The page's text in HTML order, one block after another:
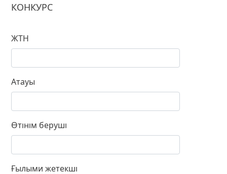
КОНКУРС
ЖТН
Атауы
Өтінім беруші
Ғылыми жетекші